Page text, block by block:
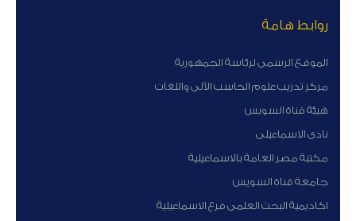
روابط هامة
الموقع الرسمى لرئاسة الجمهورية
مركز تدريب علوم الحاسب الآلى واللغات
هيئة قناة السوبس
نادى الاسماعيلى
مكتبة مصر العامة بالاسماعيلية
جامعة قناة السويس
اكاديمية البحث العلمى فرع الاسماعيلية